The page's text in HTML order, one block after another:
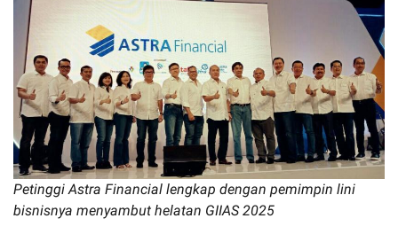
Petinggi Astra Financial lengkap dengan pemimpin lini
bisnisnya menyambut helatan GIIAS 2025